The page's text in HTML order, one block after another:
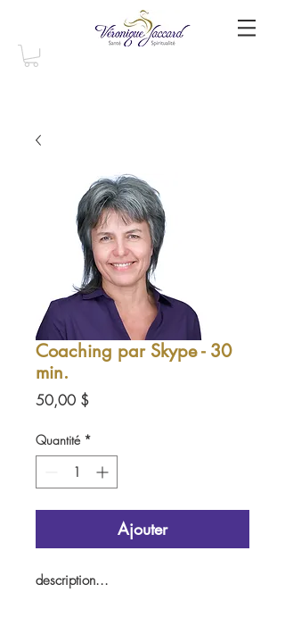
Coaching par Skype - 30
min.
50,00 $Prix
Quantité *
Ajouter
description...